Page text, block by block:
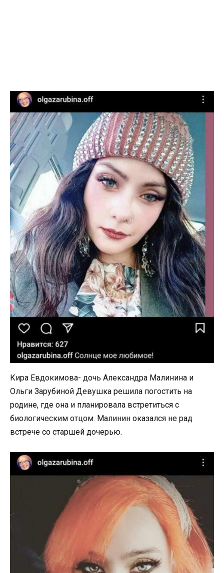
Кира Евдокимова- дочь Александра Малинина и
Ольги Зарубиной Девушка решила погостить на
родине, где она и планировала встретиться с
биологическим отцом. Малинин оказался не рад
встрече со старшей дочерью.